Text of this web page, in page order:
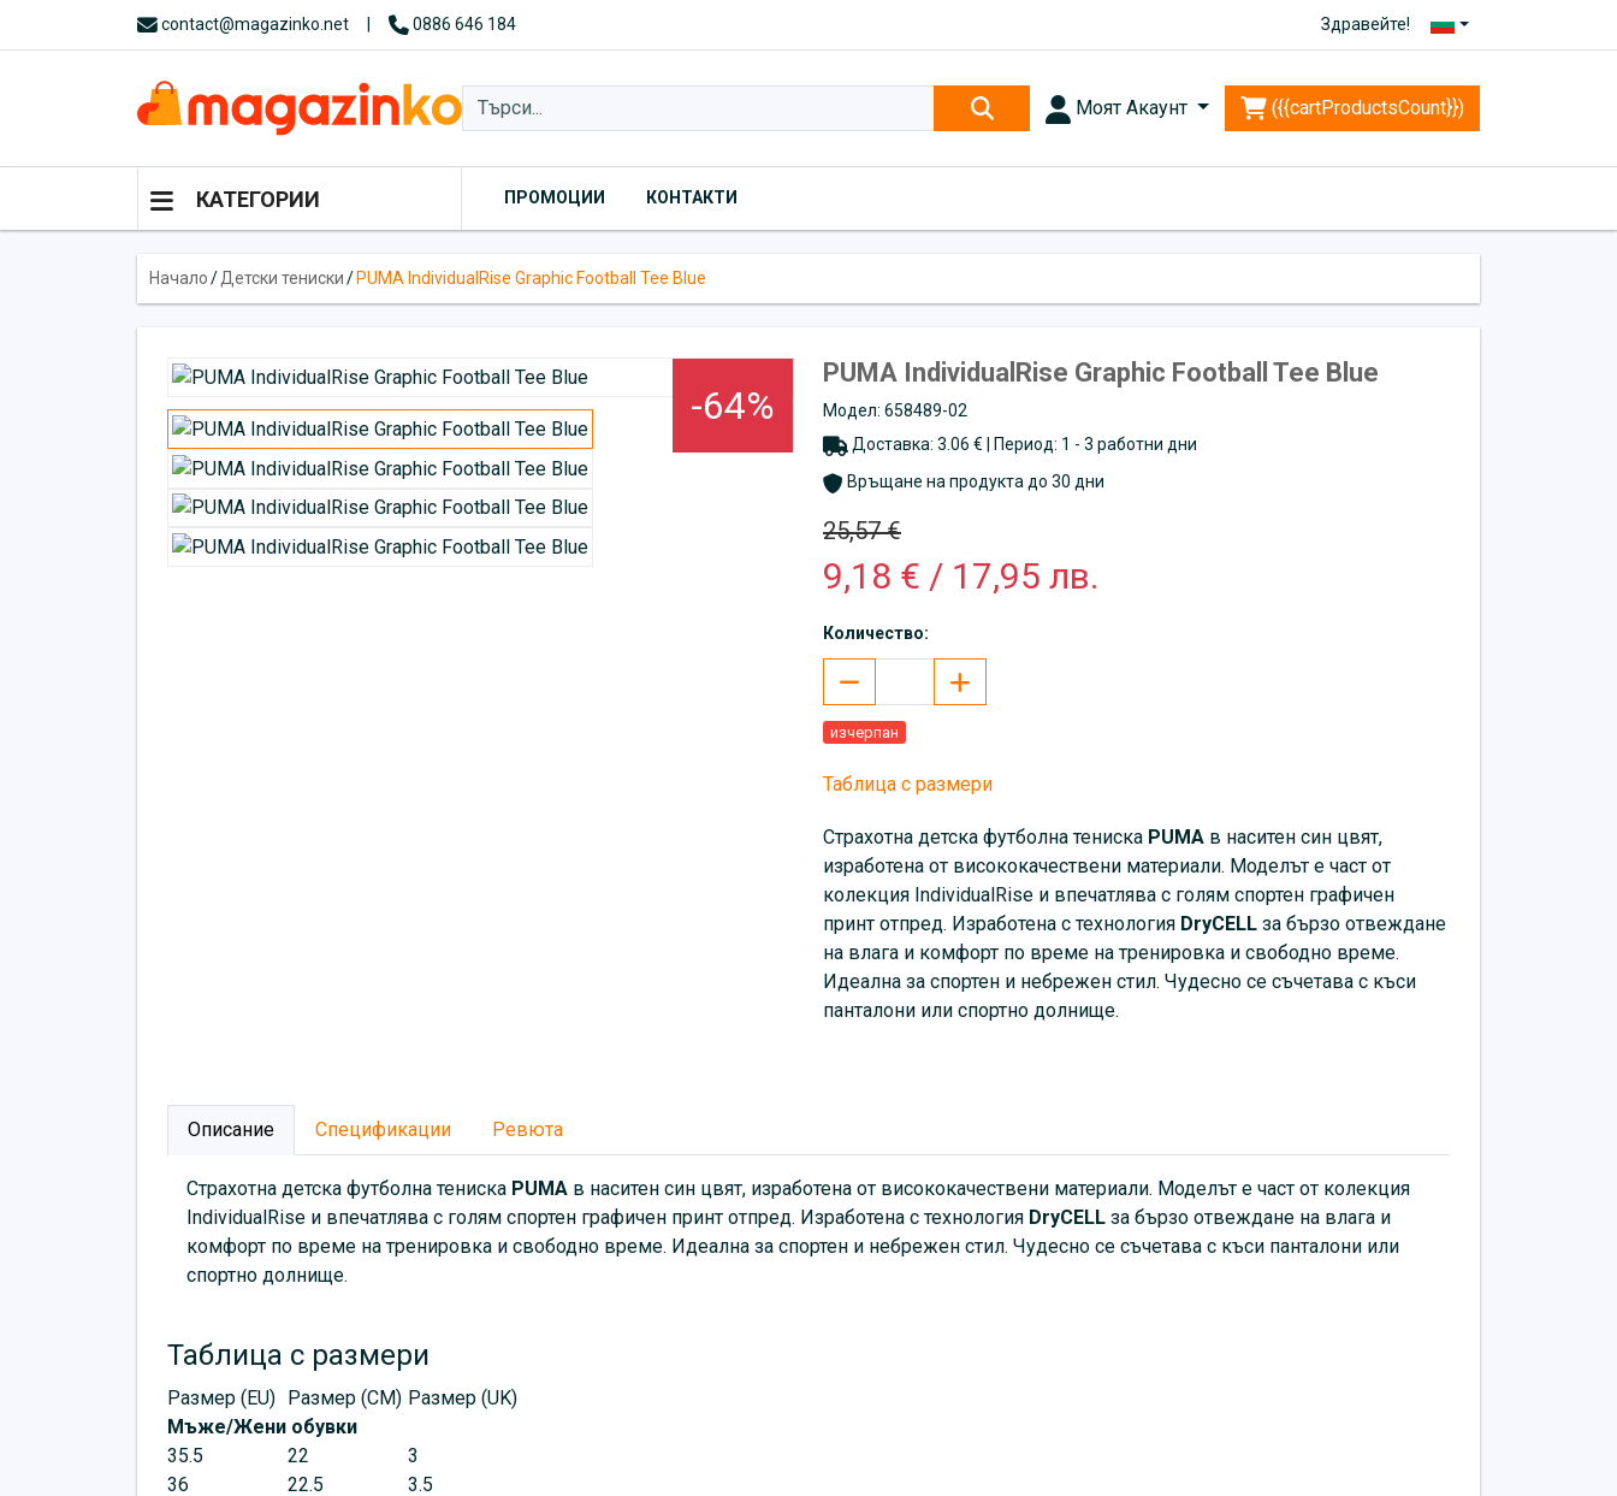
contact@magazinko.net 0886 646 184 Здравейте!
Моят Акаунт ({{cartProductsCount}})
КАТЕГОРИИ ПРОМОЦИИ КОНТАКТИ
Начало/Детски тениски/ PUMA IndividualRise Graphic Football Tee Blue
-64%
PUMA IndividualRise Graphic Football Tee Blue
Модел: 658489-02
Доставка: 3.06 € | Период: 1 - 3 работни дни
Връщане на продукта до 30 дни
25,57 €
9,18 € / 17,95 лв.
Количество:
изчерпан
Таблица с размери
Страхотна детска футболна тениска PUMA в наситен син цвят,
изработена от висококачествени материали. Моделът е част от
колекция IndividualRise и впечатлява с голям спортен графичен
принт отпред. Изработена с технология DryCELL за бързо отвеждане
на влага и комфорт по време на тренировка и свободно време.
Идеална за спортен и небрежен стил. Чудесно се съчетава с къси
панталони или спортно долнище.
Описание Спецификации Ревюта
Страхотна детска футболна тениска PUMA в наситен син цвят, изработена от висококачествени материали. Моделът е част от колекция
IndividualRise и впечатлява с голям спортен графичен принт отпред. Изработена с технология DryCELL за бързо отвеждане на влага и
комфорт по време на тренировка и свободно време. Идеална за спортен и небрежен стил. Чудесно се съчетава с къси панталони или
спортно долнище.
Таблица с размери
Размер (EU) Размер (CM) Размер (UK)
Мъже/Жени обувки
35.5
22
3
36
22.5
3.5